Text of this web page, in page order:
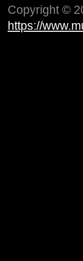
Copyright ©
https://